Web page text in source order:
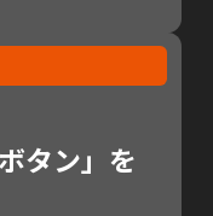
タン」を